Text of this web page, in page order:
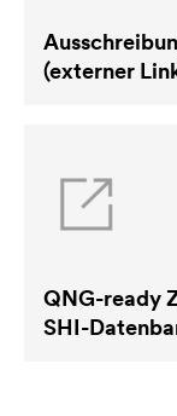
(externer
QNG-ready
SHI-